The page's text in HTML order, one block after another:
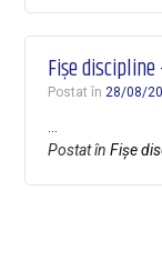
Fișe
Postat în28/08/
Postat înFișe